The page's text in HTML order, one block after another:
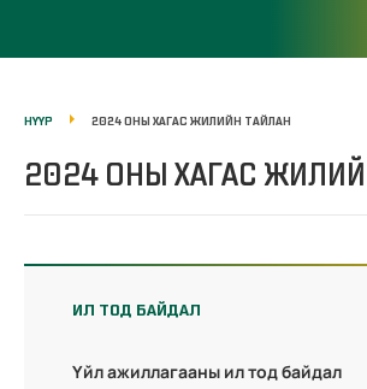
НҮҮР 2024 ОНЫ ХАГАС ЖИЛИЙН ТАЙЛАН
2024 ОНЫ ХАГАС
ИЛ ТОД БАЙДАЛ
Үйл ажиллагааны ил тод байдал